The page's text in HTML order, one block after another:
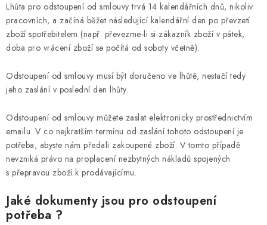
Lhůta pro odstoupení od smlouvy trvá 14 kalendářních dnů, nikoliv
pracovních, a začíná běžet následující kalendářní den po převzetí
zboží spotřebitelem (např. převezme-li si zákazník zboží v pátek,
doba pro vrácení zboží se počítá od soboty včetně).
Odstoupení od smlouvy musí být doručeno ve lhůtě, nestačí tedy
jeho zaslání v poslední den lhůty.
Odstoupení od smlouvy můžete zaslat elektronicky prostřednictvím
emailu. V co nejkratším termínu od zaslání tohoto odstoupení je
potřeba, abyste nám předali zakoupené zboží. V tomto případě
nevzniká právo na proplacení nezbytných nákladů spojených
s přepravou zboží k prodávajícímu.
Jaké dokumenty jsou pro odstoupení
potřeba ?